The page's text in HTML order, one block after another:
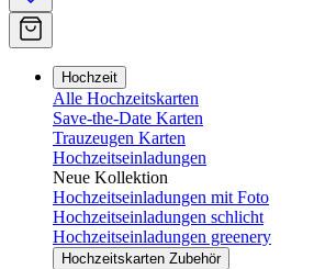
Hochzeit
Alle Hochzeitskarten
Save-the-Date Karten
Trauzeugen Karten
Hochzeitseinladungen
Neue Kollektion
Hochzeitseinladungen mit Foto
Hochzeitseinladungen schlicht
Hochzeitseinladungen greenery
Hochzeitskarten Zubehör